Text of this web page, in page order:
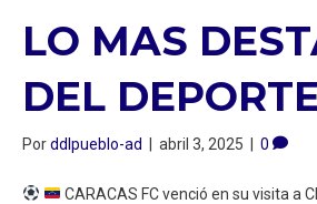
LO MAS
DEL
Porddlpueblo-ad | abril 3, 2025 | 0
CARACAS FC venció en su visita a